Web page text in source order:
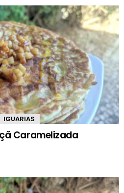
IGUARIAS
Caramelizada